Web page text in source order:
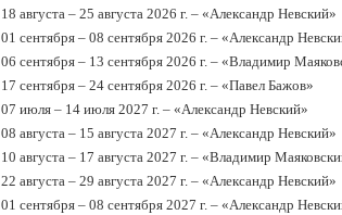
18 августа – 25 августа 2026 г. – «Александр Невский»
01 cентября – 08 сентября 2026 г. – «Александр
06 сентября – 13 сентября 2026 г. – «Владимир
17 сентября – 24 сентября 2026 г. – «Павел Бажов»
07 июля – 14 июля 2027 г. – «Александр Невский»
08 августа – 15 августа 2027 г. – «Александр Невский»
10 августа – 17 августа 2027 г. – «Владимир
22 августа – 29 августа 2027 г. – «Александр Невский»
01 сентября – 08 сентября 2027 г. – «Александр